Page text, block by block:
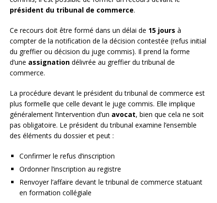
président du tribunal de commerce.
Ce recours doit être formé dans un délai de 15 jours à
compter de la notification de la décision contestée (refus initial
du greffier ou décision du juge commis). Il prend la forme
d’une assignation délivrée au greffier du tribunal de
commerce.
La procédure devant le président du tribunal de commerce est
plus formelle que celle devant le juge commis. Elle implique
généralement l’intervention d’un avocat, bien que cela ne soit
pas obligatoire. Le président du tribunal examine l’ensemble
des éléments du dossier et peut :
Confirmer le refus d’inscription
Ordonner l’inscription au registre
Renvoyer l’affaire devant le tribunal de commerce statuant
en formation collégiale